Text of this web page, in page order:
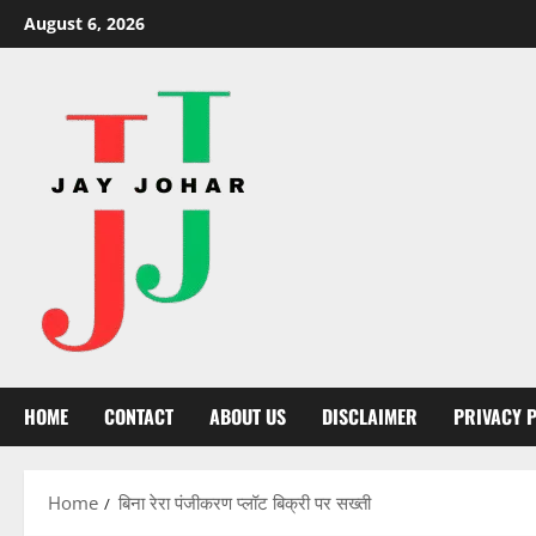
Skip
to
August 6, 2026
HOME CONTACT ABOUT US DISCLAIMER PRIVACY
Home बिना रेरा पंजीकरण प्लॉट बिक्री पर सख्ती